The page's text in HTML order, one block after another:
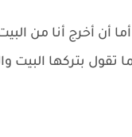
أن أخرج أنا من
بتركها البيت